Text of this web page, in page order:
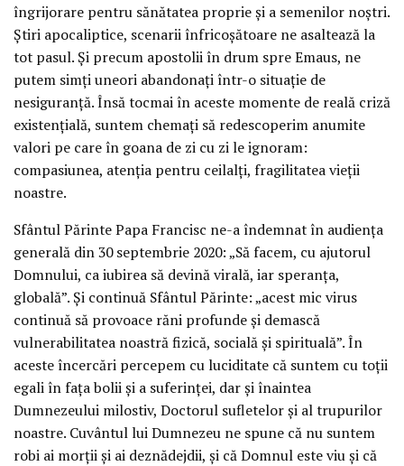
îngrijorare pentru sănătatea proprie și a semenilor noștri.
Știri apocaliptice, scenarii înfricoșătoare ne asaltează la
tot pasul. Și precum apostolii în drum spre Emaus, ne
putem simți uneori abandonați într-o situație de
nesiguranță. Însă tocmai în aceste momente de reală criză
existențială, suntem chemați să redescoperim anumite
valori pe care în goana de zi cu zi le ignoram:
compasiunea, atenția pentru ceilalți, fragilitatea vieții
noastre.
Sfântul Părinte Papa Francisc ne-a îndemnat în audiența
generală din 30 septembrie 2020: „Să facem, cu ajutorul
Domnului, ca iubirea să devină virală, iar speranța,
globală”. Și continuă Sfântul Părinte: „acest mic virus
continuă să provoace răni profunde și demască
vulnerabilitatea noastră fizică, socială și spirituală”. În
aceste încercări percepem cu luciditate că suntem cu toții
egali în fața bolii și a suferinței, dar și înaintea
Dumnezeului milostiv, Doctorul sufletelor și al trupurilor
noastre. Cuvântul lui Dumnezeu ne spune că nu suntem
robi ai morții și ai deznădejdii, și că Domnul este viu și că